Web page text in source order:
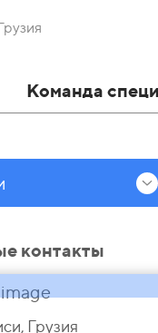
Команда
контакты
Грузия